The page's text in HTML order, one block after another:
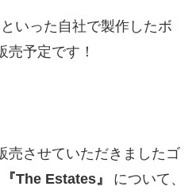
といった自社で製作したボ
売予定です！
売させていただきましたゴ
『The Estates』 について、